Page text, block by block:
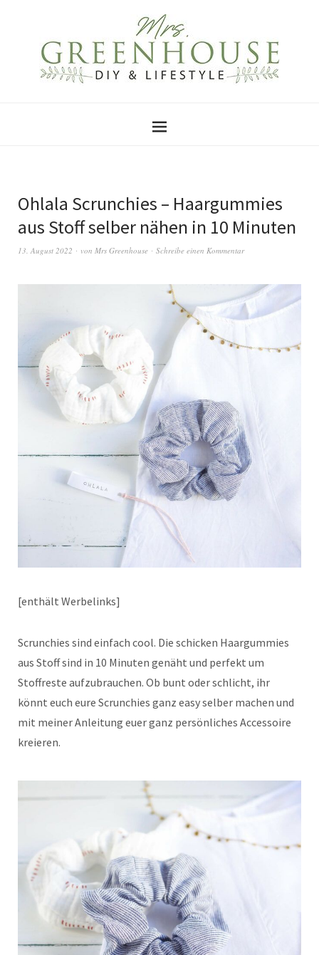
Ohlala Scrunchies – Haargummies
aus Stoff selber nähen in 10 Minuten
13. August 2022 von Mrs Greenhouse Schreibe einen Kommentar
[enthält Werbelinks]
Scrunchies sind einfach cool. Die schicken Haargummies
aus Stoff sind in 10 Minuten genäht und perfekt um
Stoffreste aufzubrauchen. Ob bunt oder schlicht, ihr
könnt euch eure Scrunchies ganz easy selber machen und
mit meiner Anleitung euer ganz persönliches Accessoire
kreieren.